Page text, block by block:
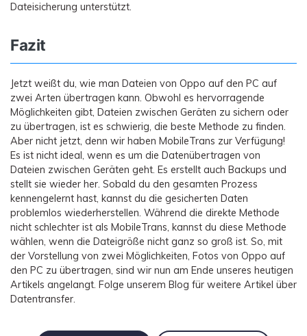
Dateisicherung unterstützt.
Fazit
Jetzt weißt du, wie man Dateien von Oppo auf den PC auf
zwei Arten übertragen kann. Obwohl es hervorragende
Möglichkeiten gibt, Dateien zwischen Geräten zu sichern oder
zu übertragen, ist es schwierig, die beste Methode zu finden.
Aber nicht jetzt, denn wir haben MobileTrans zur Verfügung!
Es ist nicht ideal, wenn es um die Datenübertragen von
Dateien zwischen Geräten geht. Es erstellt auch Backups und
stellt sie wieder her. Sobald du den gesamten Prozess
kennengelernt hast, kannst du die gesicherten Daten
problemlos wiederherstellen. Während die direkte Methode
nicht schlechter ist als MobileTrans, kannst du diese Methode
wählen, wenn die Dateigröße nicht ganz so groß ist. So, mit
der Vorstellung von zwei Möglichkeiten, Fotos von Oppo auf
den PC zu übertragen, sind wir nun am Ende unseres heutigen
Artikels angelangt. Folge unserem Blog für weitere Artikel über
Datentransfer.